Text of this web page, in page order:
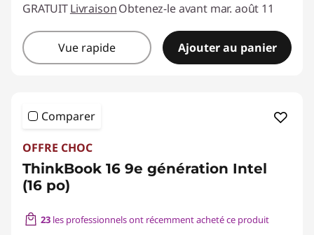
GRATUITLivraisonObtenez-le avant mar. août 11
Vue rapide Ajouter au panier
Comparer
OFFRE CHOC
ThinkBook 16 9e génération Intel
(16 po)
23 les professionnels ont récemment acheté ce produit